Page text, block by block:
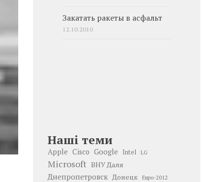
Закатать ракеты в асфальт
12.10.2010
Наші теми
Apple Cisco Google Intel LG
Microsoft ВНУ Даля
Днепропетровск Донецк Евро-2012